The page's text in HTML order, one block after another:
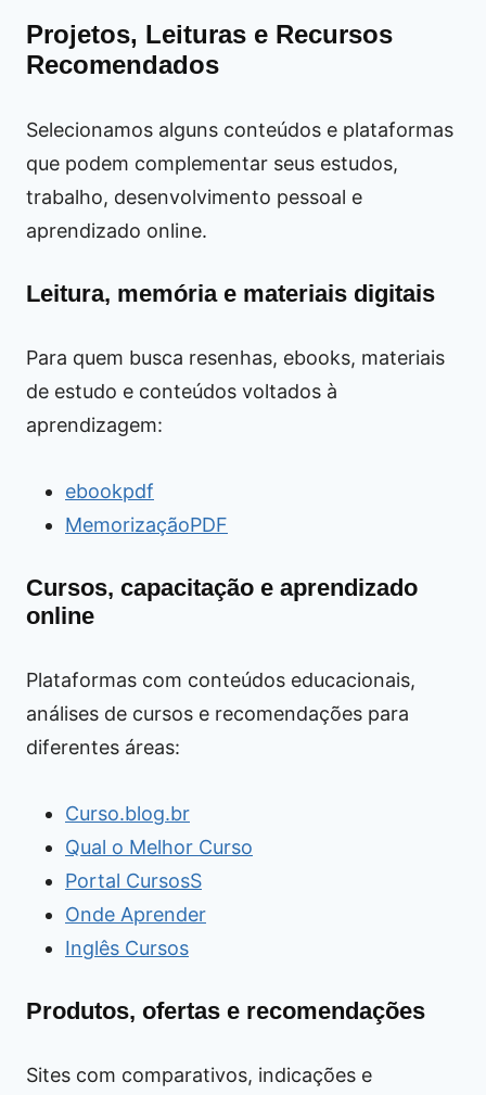
Projetos, Leituras e Recursos
Recomendados
Selecionamos alguns conteúdos e plataformas
que podem complementar seus estudos,
trabalho, desenvolvimento pessoal e
aprendizado online.
Leitura, memória e materiais digitais
Para quem busca resenhas, ebooks, materiais
de estudo e conteúdos voltados à
aprendizagem:
ebookpdf
MemorizaçãoPDF
Cursos, capacitação e aprendizado
online
Plataformas com conteúdos educacionais,
análises de cursos e recomendações para
diferentes áreas:
Curso.blog.br
Qual o Melhor Curso
Portal CursosS
Onde Aprender
Inglês Cursos
Produtos, ofertas e recomendações
Sites com comparativos, indicações e